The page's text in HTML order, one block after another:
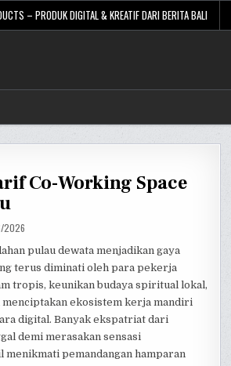
– PRODUK DIGITAL & KREATIF DARI BERITA BALI
Co-Working Space
2026
pulau dewata menjadikan gaya
terus diminati oleh para pekerja
tropis, keunikan budaya spiritual lokal,
ekosistem kerja mandiri
digital. Banyak ekspatriat dari
demi merasakan sensasi
menikmati pemandangan hamparan